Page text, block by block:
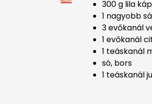
300 g lila
1 nagyobb
3 evőkanál
1 evőkanál
1 teáskanál
só, bors
1 teáskanál